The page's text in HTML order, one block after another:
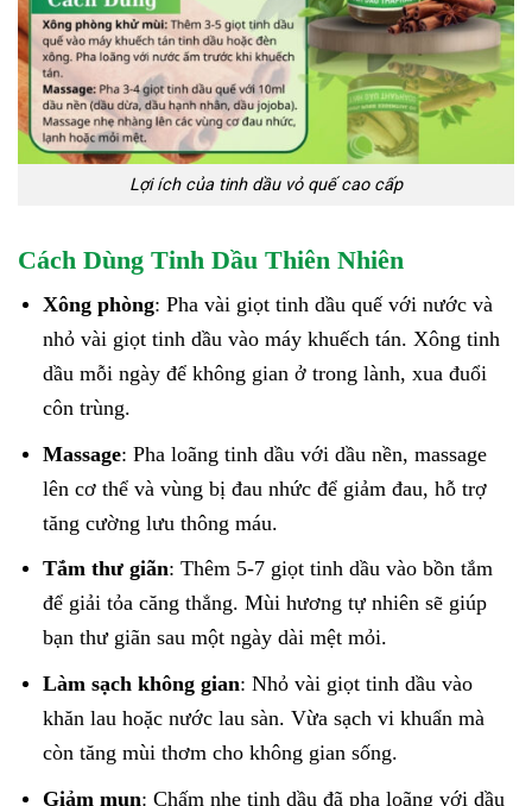
Lợi ích của tinh dầu vỏ quế cao cấp
Cách Dùng Tinh Dầu Thiên Nhiên
Xông phòng: Pha vài giọt tinh dầu quế với nước và
nhỏ vài giọt tinh dầu vào máy khuếch tán. Xông tinh
dầu mỗi ngày để không gian ở trong lành, xua đuổi
côn trùng.
Massage: Pha loãng tinh dầu với dầu nền, massage
lên cơ thể và vùng bị đau nhức để giảm đau, hỗ trợ
tăng cường lưu thông máu.
Tắm thư giãn: Thêm 5-7 giọt tinh dầu vào bồn tắm
để giải tỏa căng thẳng. Mùi hương tự nhiên sẽ giúp
bạn thư giãn sau một ngày dài mệt mỏi.
Làm sạch không gian: Nhỏ vài giọt tinh dầu vào
khăn lau hoặc nước lau sàn. Vừa sạch vi khuẩn mà
còn tăng mùi thơm cho không gian sống.
Giảm mụn: Chấm nhẹ tinh dầu đã pha loãng với dầu